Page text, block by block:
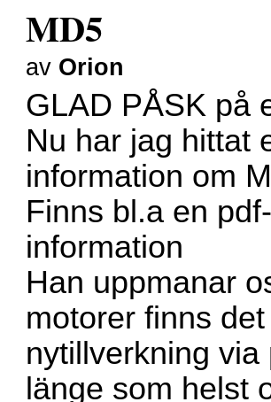
MD5
av Orion
GLAD PÅSK på
Nu har jag hittat
information om
Finns bl.a en
information
Han uppmanar
motorer finns
nytillverkning
länge som helst